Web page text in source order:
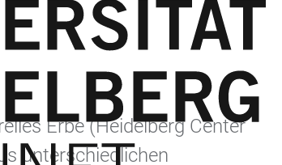
Erbe (Heidelberg Center
unterschiedlichen